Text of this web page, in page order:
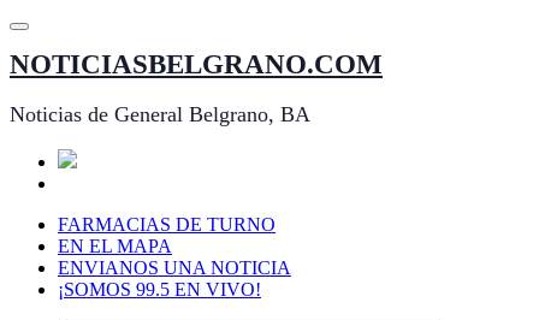
Saltar
contenido
NOTICIASBELGRANO.COM
Noticias de General Belgrano, BA
FARMACIAS DE TURNO
EN EL MAPA
ENVIANOS UNA NOTICIA
¡SOMOS 99.5 EN VIVO!